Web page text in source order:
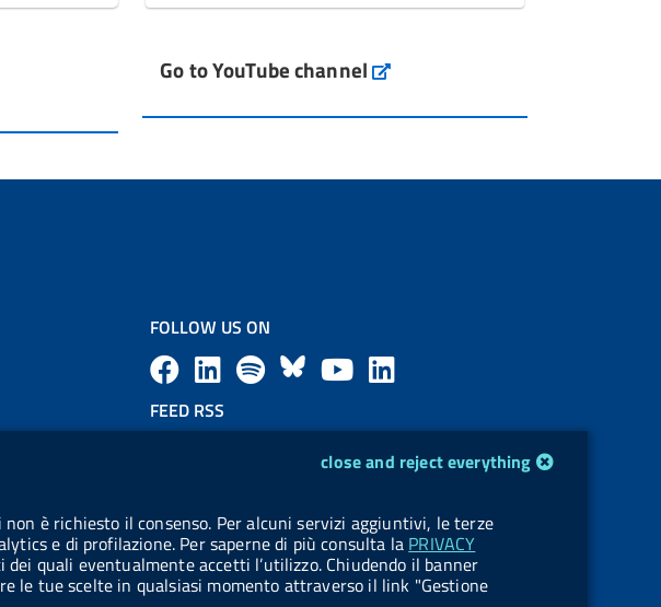
rimborsati
Go to YouTube channel
close and reject everything
è richiesto il consenso. Per alcuni servizi aggiuntivi, le terze
e di profilazione. Per saperne di più consulta la PRIVACY
quali eventualmente accetti l’utilizzo. Chiudendo il banner
le tue scelte in qualsiasi momento attraverso il link "Gestione
FOLLOW US ON
F
a
b
o
L
e
d
l
.
B
u
s
k
Y
u
u
b
n
e
d
FEED RSS
e
d
Cookie management